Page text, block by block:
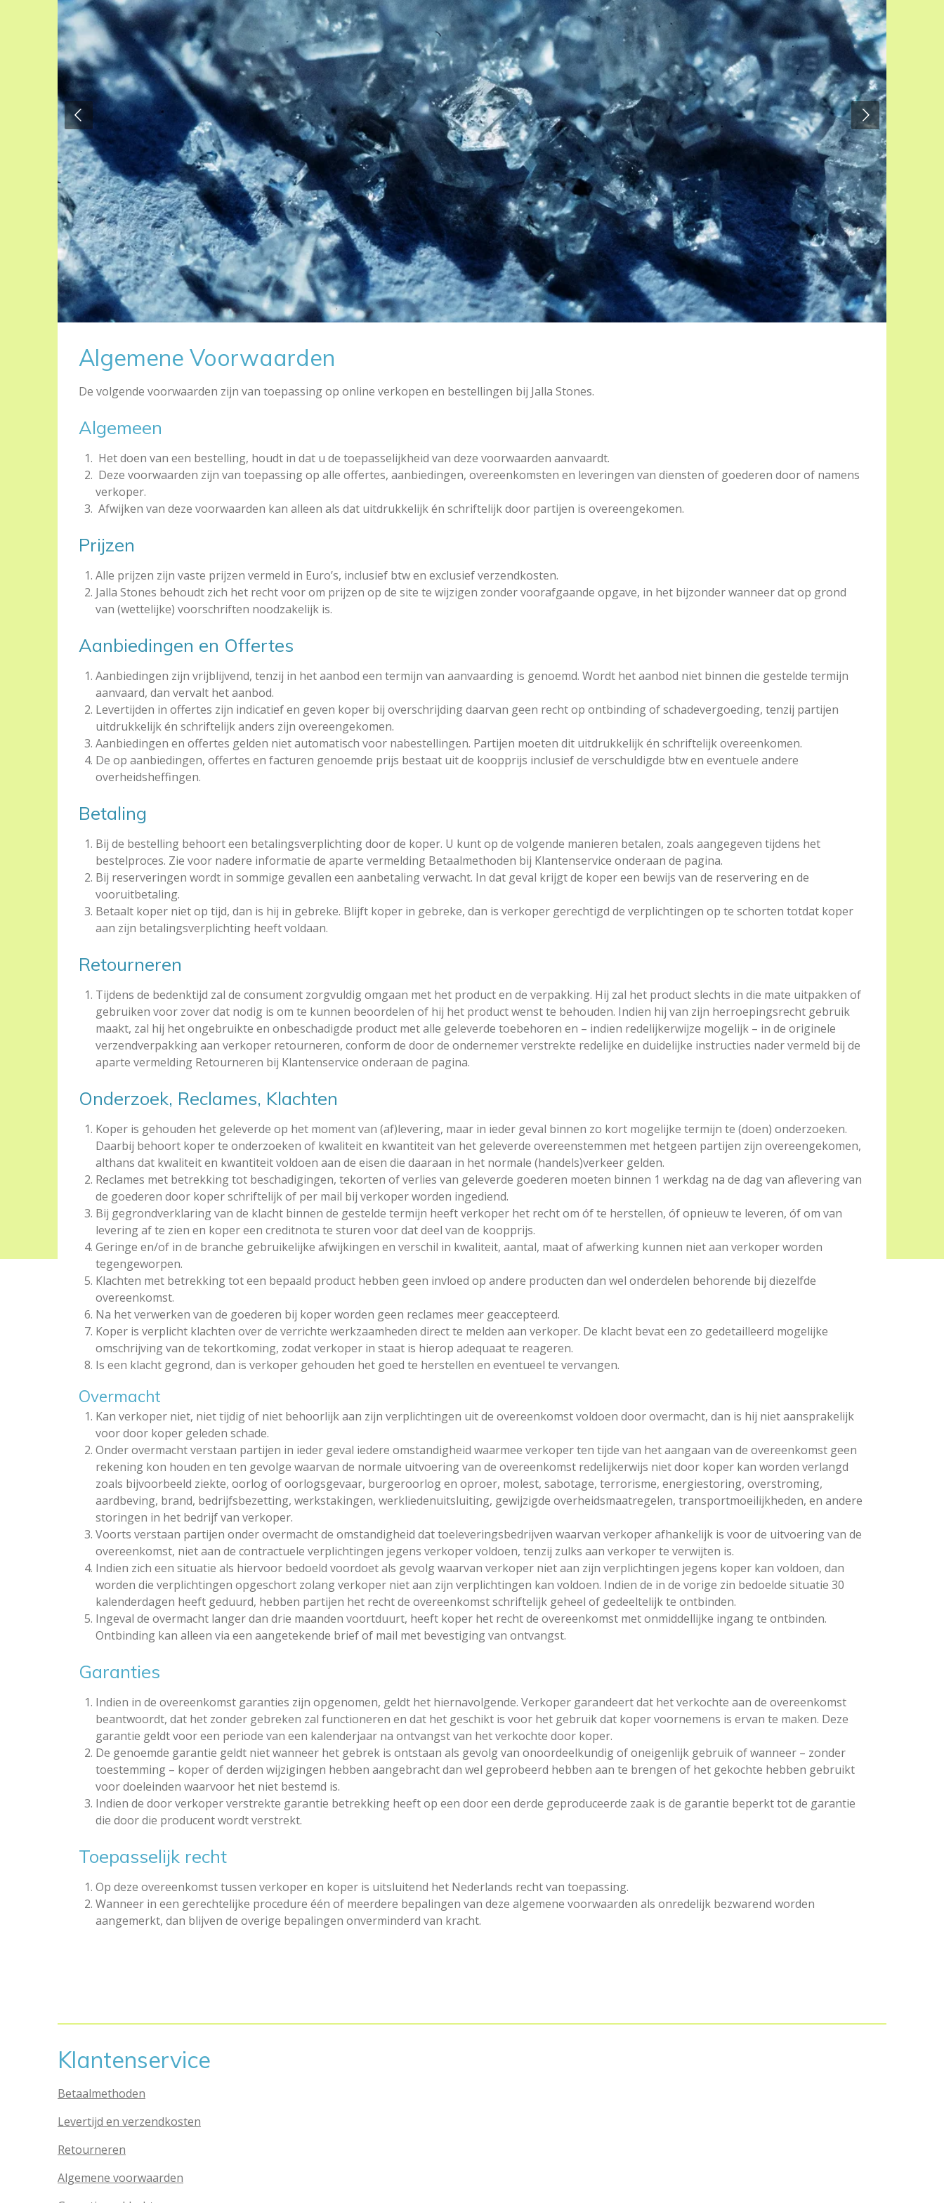
Algemene Voorwaarden
De volgende voorwaarden zijn van toepassing op online verkopen en bestellingen bij Jalla Stones.
Algemeen
Het doen van een bestelling, houdt in dat u de toepasselijkheid van deze voorwaarden aanvaardt.
Deze voorwaarden zijn van toepassing op alle offertes, aanbiedingen, overeenkomsten en leveringen van diensten of goederen door of namens
verkoper.
Afwijken van deze voorwaarden kan alleen als dat uitdrukkelijk én schriftelijk door partijen is overeengekomen.
Prijzen
Alle prijzen zijn vaste prijzen vermeld in Euro’s, inclusief btw en exclusief verzendkosten.
Jalla Stones behoudt zich het recht voor om prijzen op de site te wijzigen zonder voorafgaande opgave, in het bijzonder wanneer dat op grond
van (wettelijke) voorschriften noodzakelijk is.
Aanbiedingen en Offertes
Aanbiedingen zijn vrijblijvend, tenzij in het aanbod een termijn van aanvaarding is genoemd. Wordt het aanbod niet binnen die gestelde termijn
aanvaard, dan vervalt het aanbod.
Levertijden in offertes zijn indicatief en geven koper bij overschrijding daarvan geen recht op ontbinding of schadevergoeding, tenzij partijen
uitdrukkelijk én schriftelijk anders zijn overeengekomen.
Aanbiedingen en offertes gelden niet automatisch voor nabestellingen. Partijen moeten dit uitdrukkelijk én schriftelijk overeenkomen.
De op aanbiedingen, offertes en facturen genoemde prijs bestaat uit de koopprijs inclusief de verschuldigde btw en eventuele andere
overheidsheffingen.
Betaling
Bij de bestelling behoort een betalingsverplichting door de koper. U kunt op de volgende manieren betalen, zoals aangegeven tijdens het
bestelproces. Zie voor nadere informatie de aparte vermelding Betaalmethoden bij Klantenservice onderaan de pagina.
Bij reserveringen wordt in sommige gevallen een aanbetaling verwacht. In dat geval krijgt de koper een bewijs van de reservering en de
vooruitbetaling.
Betaalt koper niet op tijd, dan is hij in gebreke. Blijft koper in gebreke, dan is verkoper gerechtigd de verplichtingen op te schorten totdat koper
aan zijn betalingsverplichting heeft voldaan.
Retourneren
Tijdens de bedenktijd zal de consument zorgvuldig omgaan met het product en de verpakking. Hij zal het product slechts in die mate uitpakken of
gebruiken voor zover dat nodig is om te kunnen beoordelen of hij het product wenst te behouden. Indien hij van zijn herroepingsrecht gebruik
maakt, zal hij het ongebruikte en onbeschadigde product met alle geleverde toebehoren en – indien redelijkerwijze mogelijk – in de originele
verzendverpakking aan verkoper retourneren, conform de door de ondernemer verstrekte redelijke en duidelijke instructies nader vermeld bij de
aparte vermelding Retourneren bij Klantenservice onderaan de pagina.
Onderzoek, Reclames, Klachten
Koper is gehouden het geleverde op het moment van (af)levering, maar in ieder geval binnen zo kort mogelijke termijn te (doen) onderzoeken.
Daarbij behoort koper te onderzoeken of kwaliteit en kwantiteit van het geleverde overeenstemmen met hetgeen partijen zijn overeengekomen,
althans dat kwaliteit en kwantiteit voldoen aan de eisen die daaraan in het normale (handels)verkeer gelden.
Reclames met betrekking tot beschadigingen, tekorten of verlies van geleverde goederen moeten binnen 1 werkdag na de dag van aflevering van
de goederen door koper schriftelijk of per mail bij verkoper worden ingediend.
Bij gegrondverklaring van de klacht binnen de gestelde termijn heeft verkoper het recht om óf te herstellen, óf opnieuw te leveren, óf om van
levering af te zien en koper een creditnota te sturen voor dat deel van de koopprijs.
Geringe en/of in de branche gebruikelijke afwijkingen en verschil in kwaliteit, aantal, maat of afwerking kunnen niet aan verkoper worden
tegengeworpen.
Klachten met betrekking tot een bepaald product hebben geen invloed op andere producten dan wel onderdelen behorende bij diezelfde
overeenkomst.
Na het verwerken van de goederen bij koper worden geen reclames meer geaccepteerd.
Koper is verplicht klachten over de verrichte werkzaamheden direct te melden aan verkoper. De klacht bevat een zo gedetailleerd mogelijke
omschrijving van de tekortkoming, zodat verkoper in staat is hierop adequaat te reageren.
Is een klacht gegrond, dan is verkoper gehouden het goed te herstellen en eventueel te vervangen.
Overmacht
Kan verkoper niet, niet tijdig of niet behoorlijk aan zijn verplichtingen uit de overeenkomst voldoen door overmacht, dan is hij niet aansprakelijk
voor door koper geleden schade.
Onder overmacht verstaan partijen in ieder geval iedere omstandigheid waarmee verkoper ten tijde van het aangaan van de overeenkomst geen
rekening kon houden en ten gevolge waarvan de normale uitvoering van de overeenkomst redelijkerwijs niet door koper kan worden verlangd
zoals bijvoorbeeld ziekte, oorlog of oorlogsgevaar, burgeroorlog en oproer, molest, sabotage, terrorisme, energiestoring, overstroming,
aardbeving, brand, bedrijfsbezetting, werkstakingen, werkliedenuitsluiting, gewijzigde overheidsmaatregelen, transportmoeilijkheden, en andere
storingen in het bedrijf van verkoper.
Voorts verstaan partijen onder overmacht de omstandigheid dat toeleveringsbedrijven waarvan verkoper afhankelijk is voor de uitvoering van de
overeenkomst, niet aan de contractuele verplichtingen jegens verkoper voldoen, tenzij zulks aan verkoper te verwijten is.
Indien zich een situatie als hiervoor bedoeld voordoet als gevolg waarvan verkoper niet aan zijn verplichtingen jegens koper kan voldoen, dan
worden die verplichtingen opgeschort zolang verkoper niet aan zijn verplichtingen kan voldoen. Indien de in de vorige zin bedoelde situatie 30
kalenderdagen heeft geduurd, hebben partijen het recht de overeenkomst schriftelijk geheel of gedeeltelijk te ontbinden.
Ingeval de overmacht langer dan drie maanden voortduurt, heeft koper het recht de overeenkomst met onmiddellijke ingang te ontbinden.
Ontbinding kan alleen via een aangetekende brief of mail met bevestiging van ontvangst.
Garanties
Indien in de overeenkomst garanties zijn opgenomen, geldt het hiernavolgende. Verkoper garandeert dat het verkochte aan de overeenkomst
beantwoordt, dat het zonder gebreken zal functioneren en dat het geschikt is voor het gebruik dat koper voornemens is ervan te maken. Deze
garantie geldt voor een periode van een kalenderjaar na ontvangst van het verkochte door koper.
De genoemde garantie geldt niet wanneer het gebrek is ontstaan als gevolg van onoordeelkundig of oneigenlijk gebruik of wanneer – zonder
toestemming – koper of derden wijzigingen hebben aangebracht dan wel geprobeerd hebben aan te brengen of het gekochte hebben gebruikt
voor doeleinden waarvoor het niet bestemd is.
Indien de door verkoper verstrekte garantie betrekking heeft op een door een derde geproduceerde zaak is de garantie beperkt tot de garantie
die door die producent wordt verstrekt.
Toepasselijk recht
Op deze overeenkomst tussen verkoper en koper is uitsluitend het Nederlands recht van toepassing.
Wanneer in een gerechtelijke procedure één of meerdere bepalingen van deze algemene voorwaarden als onredelijk bezwarend worden
aangemerkt, dan blijven de overige bepalingen onverminderd van kracht.
Klantenservice
Betaalmethoden
Levertijd en verzendkosten
Retourneren
Algemene voorwaarden